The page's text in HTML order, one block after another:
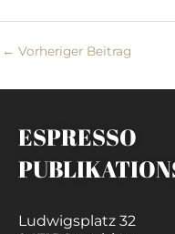
← Vorheriger Beitrag
ESPRESSO
Ludwigsplatz 32